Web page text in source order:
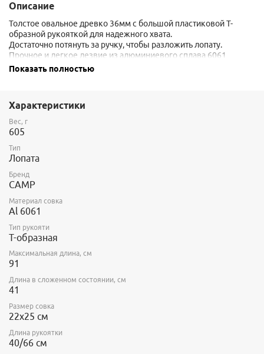
Описание
Толстое овальное древко 36мм с большой пластиковой Т-
образной рукояткой для надежного хвата.
Достаточно потянуть за ручку, чтобы разложить лопату.
Прочное и легкое лезвие из алюминиевого сплава 6061
отличается гладкой поверхностью с эпоксидным покрытием,
Телескопическое древко из алюминиевого сплава 6005
раздвигается до длины 66см.
Область применения: ски-альпинизм
Показать полностью
Характеристики
Вес, г
605
Тип
Лопата
Бренд
CAMP
Материал совка
Al 6061
Тип рукояти
Т-образная
Максимальная длина, см
91
Длина в сложенном состоянии, см
41
Размер совка
22х25 см
Длина рукоятки
40/66 см